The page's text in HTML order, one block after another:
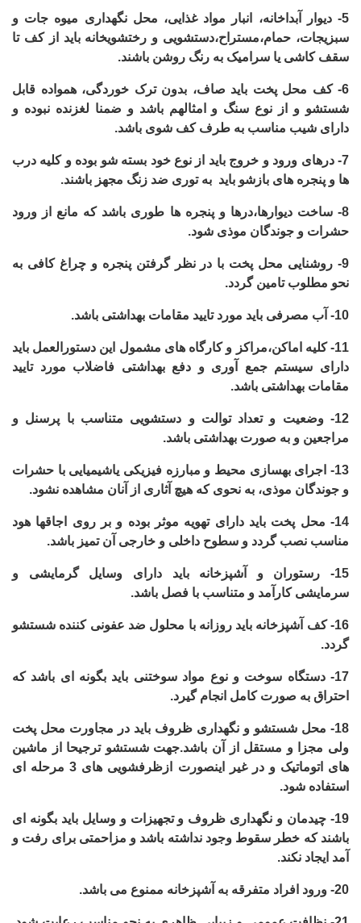
5-
دیوار آبداخانه، انبار مواد غذایی، محل نگهداری میوه جات و
سبزیجات، حمام،مستراح،دستشویی و رختشویخانه باید از کف تا
سقف کاشی یا سرامیک به رنگ روشن باشند.
6- کف محل پخت باید صاف، بدون ترک خوردگی، همواده قابل
شستشو و از نوع سنگ و امثالهم باشد و ضمنا لغزنده نبوده و
دارای شیب مناسب به طرف کف شوی باشد.
7- درهای ورود و خروج باید از نوع خود بسته شو بوده و کلیه درب
ها و پنجره های بازشو باید به توری ضد زنگ مجهز باشند.
8-
ساخت دیوارها،درها و پنجره ها طوری باشد که مانع از ورود
حشرات و جوندگان موذی شود.
9-
روشنایی محل پخت با در نظر گرفتن پنجره و چراغ کافی به
نحو مطلوب تامین گردد.
10- آب مصرفی باید مورد تایید مقامات بهداشتی باشد.
11- کلیه اماکن،مراکز و کارگاه های مشمول این دستورالعمل باید
دارای سیستم جمع آوری و دفع بهداشتی فاضلاب مورد تایید
مقامات بهداشتی باشد.
12-
وضعیت و تعداد توالت و دستشویی متناسب با پرسنل و
مراجعین و به صورت بهداشتی باشد.
13-
اجرای بهسازی محیط و مبارزه فیزیکی یاشیمیایی با حشرات
و جوندگان موذی، به نحوی که هیچ آثاری از آنان مشاهده نشود.
14-
محل پخت باید دارای تهویه موثر بوده و بر روی اجاقها هود
مناسب نصب گردد و سطوح داخلی و خارجی آن تمیز باشد.
15-
رستوران و آشپزخانه باید دارای وسایل گرمایشی و
سرمایشی کارآمد و متناسب با فصل باشد.
16- کف آشپزخانه باید روزانه با محلول ضد عفونی کننده شستشو
گردد.
17-
دستگاه سوخت و نوع مواد سوختنی باید بگونه ای باشد که
احتراق به صورت کامل انجام گیرد.
18-
محل شستشو و نگهداری ظروف باید در مجاورت محل پخت
ولی مجزا و مستقل از آن باشد.جهت شستشو ترجیحا از ماشین
های اتوماتیک و در غیر اینصورت ازظرفشویی های 3 مرحله ای
استفاده شود.
19-
چیدمان و نگهداری ظروف و تجهیزات و وسایل باید بگونه ای
باشند که خطر سقوط وجود نداشته باشد و مزاحمتی برای رفت و
آمد ایجاد نکند.
20- ورود افراد متفرقه به آشپزخانه ممنوع می باشد.